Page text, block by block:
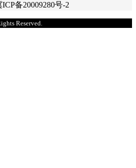
备20009280号-2
Reserved.